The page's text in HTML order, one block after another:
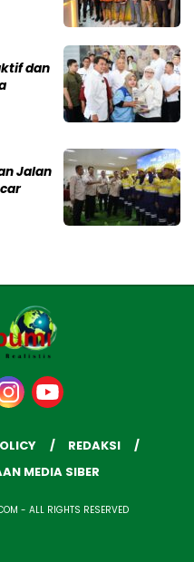
dan
Jalan
REDAKSI
MEDIA SIBER
- ALL RIGHTS RESERVED